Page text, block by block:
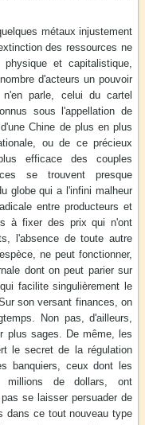
métaux injustement
des ressources ne
et capitalistique,
d'acteurs un pouvoir
parle, celui du cartel
sous l'appellation de
Chine de plus en plus
ou de ce précieux
efficace des couples
se trouvent presque
globe qui a l'infini malheur
entre producteurs et
à fixer des prix qui n'ont
l'absence de toute autre
ne peut fonctionner,
dont on peut parier sur
facilite singulièrement le
son versant finances, on
Non pas, d'ailleurs,
plus sages. De même, les
le secret de la régulation
banquiers, ceux dont les
de dollars, ont
se laisser persuader de
dans ce tout nouveau type